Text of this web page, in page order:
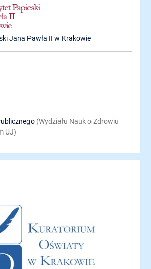
Jana Pawła II w Krakowie
(Wydziału Nauk o Zdrowiu
UJ)